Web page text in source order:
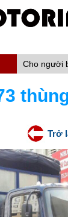
Cho người
Trở